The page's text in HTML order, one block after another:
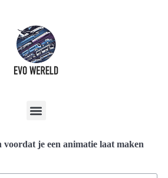
voordat je een animatie laat maken